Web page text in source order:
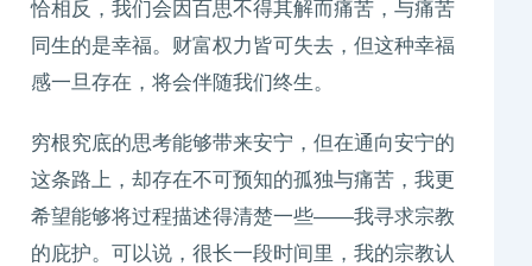
恰相反，我们会因百思不得其解而痛苦，与痛苦
同生的是幸福。财富权力皆可失去，但这种幸福
感一旦存在，将会伴随我们终生。
穷根究底的思考能够带来安宁，但在通向安宁的
这条路上，却存在不可预知的孤独与痛苦，我更
希望能够将过程描述得清楚一些——我寻求宗教
的庇护。可以说，很长一段时间里，我的宗教认